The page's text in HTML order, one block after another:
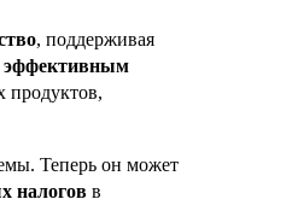
, поддерживая
эффективным
продуктов,
Теперь он может
налогов в